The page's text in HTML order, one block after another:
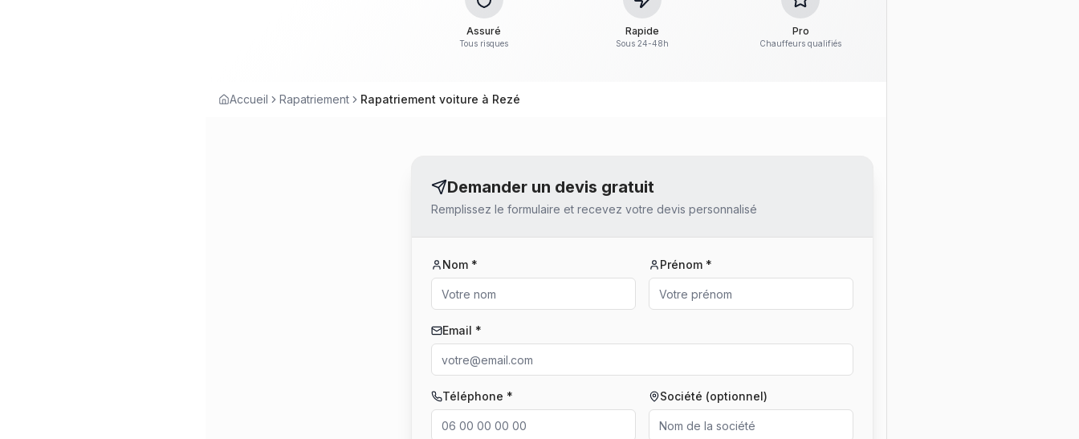
Assuré
Tous risques
Rapide
Sous 24-48h
Pro
Chauffeurs qualifiés
Accueil Rapatriement Rapatriement voiture à Rezé
Demander un devis gratuit
Remplissez le formulaire et recevez votre devis personnalisé
Nom * Prénom *
Email *
Téléphone * Société (optionnel)